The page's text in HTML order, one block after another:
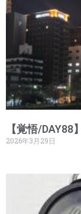
【覚悟/DAY88】
2026年3月29日